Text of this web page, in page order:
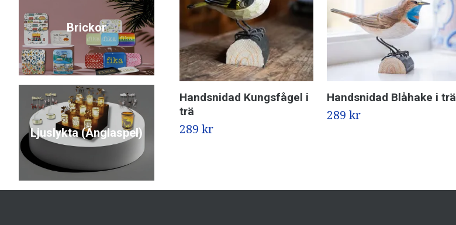
Brickor
Ljuslykta (Änglaspel)
Handsnidad Kungsfågel i
trä
289 kr
Handsnidad Blåhake i trä
289 kr